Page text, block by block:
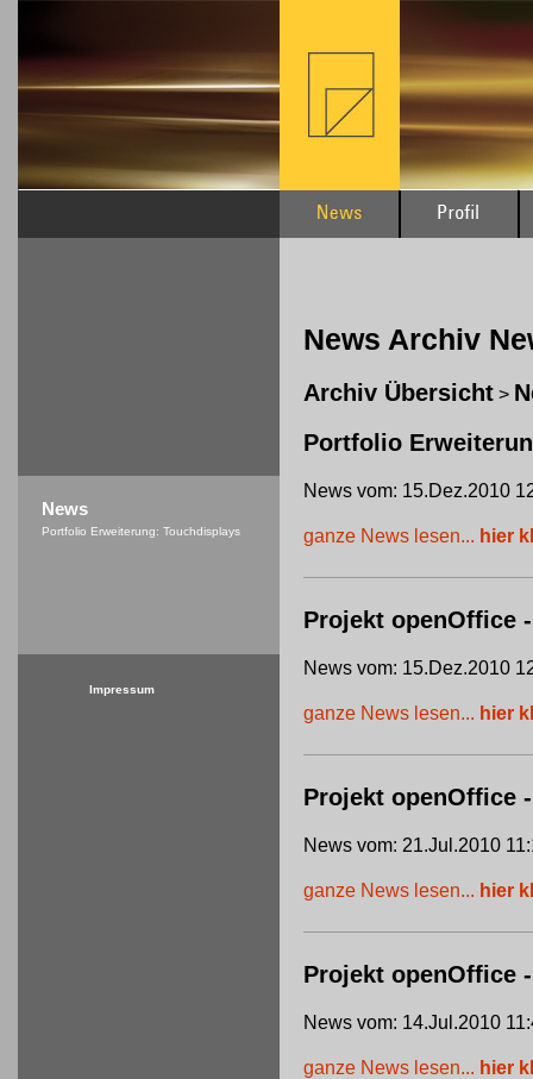
News Archiv
Archiv Übersicht >
Portfolio
News vom: 15.Dez.2010
ganze News lesen... hier
Projekt openOffice
News vom: 15.Dez.2010
ganze News lesen... hier
Projekt openOffice
News vom: 21.Jul.2010
ganze News lesen... hier
Projekt openOffice
News vom: 14.Jul.2010
ganze News lesen... hier
News
Portfolio Erweiterung: Touchdisplays
Impressum